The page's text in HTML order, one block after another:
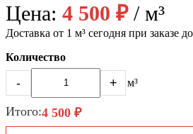
Цена: 4 500 ₽/ м³
Доставка от 1 м³ сегодня при заказе
Количество
- + м³
Итого:4 500 ₽